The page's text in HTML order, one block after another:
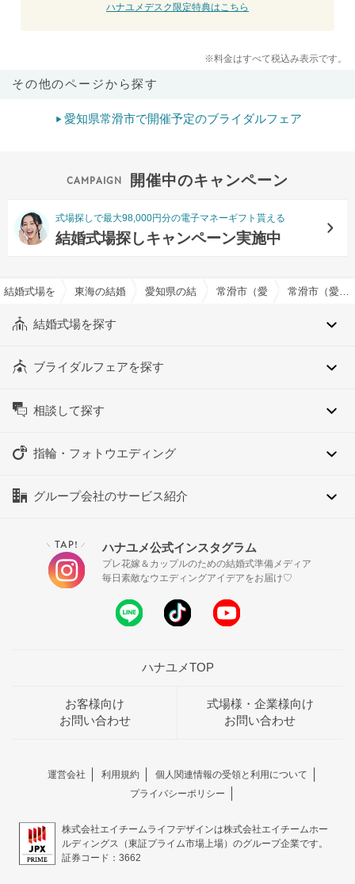
ハナユメデスク限定特典はこちら
※料金はすべて税込み表示です。
その他のページから探す
愛知県常滑市で開催予定のブライダルフェア
開催中のキャンペーン
式場探しで最大98,000円分の電子マネーギフト貰える
結婚式場探しキャンペーン実施中
結婚式場を探すならハナユメ
東海の結婚式場愛知県の結婚式場常滑市（愛知県）の結婚式場
結婚式場を探す
ブライダルフェアを探す
相談して探す
指輪・フォトウエディング
グループ会社のサービス紹介
＼ TAP! ／ ハナユメ公式インスタグラム
プレ花嫁＆カップルのための結婚式準備メディア
毎日素敵なウエディングアイデアをお届け♡
ハナユメTOP
お客様向け
お問い合わせ
式場様・企業様向け
お問い合わせ
運営会社 利用規約
個人関連情報の受領と利用について
プライバシーポリシー
株式会社エイチームライフデザインは株式会社エイチームホー
ルディングス（東証プライム市場上場）のグループ企業です。
証券コード：3662